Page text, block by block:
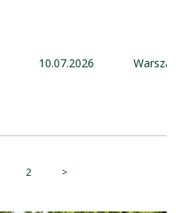
10.07.2026 Warszawa
2 >